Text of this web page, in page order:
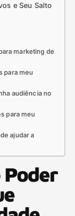
e Seu Salto
marketing de
para meu
audiência no
para meu
ajudar a
Poder